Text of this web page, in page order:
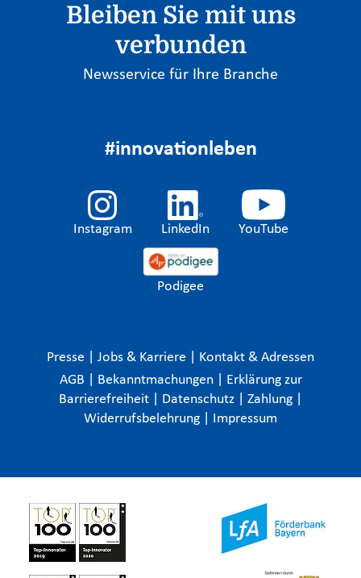
Bleiben Sie mit uns
verbunden
Newsservice für Ihre Branche
#innovationleben
Instagram LinkedIn YouTube
Podigee
Presse Jobs & Karriere
Kontakt & Adressen
AGB
Bekanntmachungen
Erklärung zur
Barrierefreiheit
Datenschutz Zahlung
Widerrufsbelehrung
Impressum